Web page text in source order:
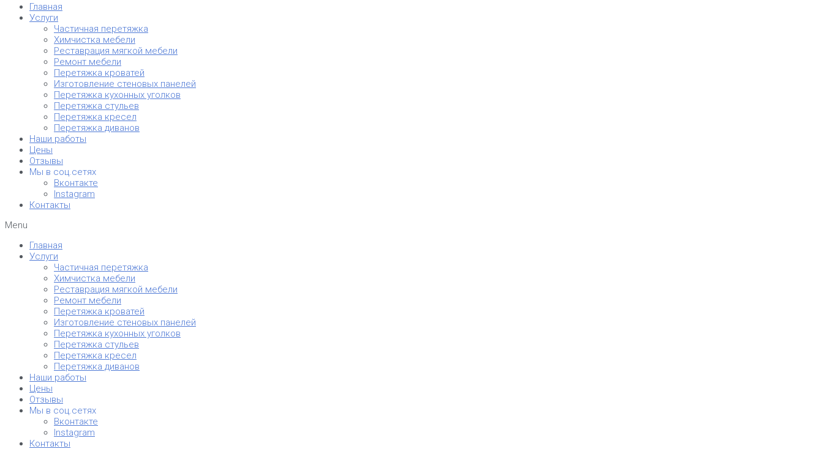
Главная
Услуги
Частичная перетяжка
Химчистка мебели
Реставрация мягкой мебели
Ремонт мебели
Перетяжка кроватей
Изготовление стеновых панелей
Перетяжка кухонных уголков
Перетяжка стульев
Перетяжка кресел
Перетяжка диванов
Наши работы
Цены
Отзывы
Мы в соц.сетях
Вконтакте
Instagram
Контакты
Menu
Главная
Услуги
Частичная перетяжка
Химчистка мебели
Реставрация мягкой мебели
Ремонт мебели
Перетяжка кроватей
Изготовление стеновых панелей
Перетяжка кухонных уголков
Перетяжка стульев
Перетяжка кресел
Перетяжка диванов
Наши работы
Цены
Отзывы
Мы в соц.сетях
Вконтакте
Instagram
Контакты